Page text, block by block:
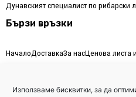
Използваме бисквитки, за да
Дунавският специалист по рибарски
Бързи връзки
НачалоДоставкаЗа насЦенова листа